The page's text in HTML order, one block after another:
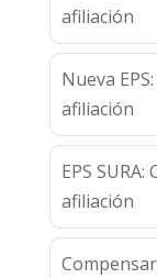
afiliación
Nueva
afiliación
EPS
afiliación